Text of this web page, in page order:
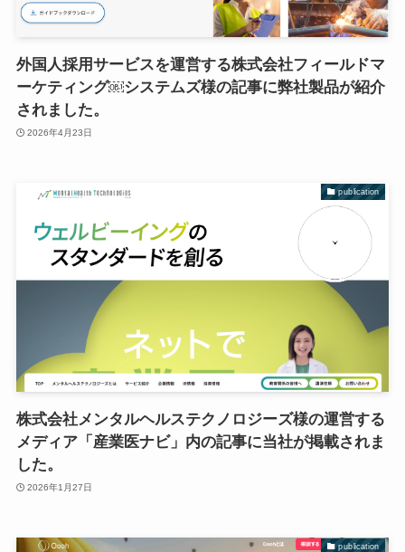
外国人採用サービスを運営する株式会社フィールドマ
ーケティング￼システムズ様の記事に弊社製品が紹介
されました。
2026年4月23日
publication
株式会社メンタルヘルステクノロジーズ様の運営する
メディア「産業医ナビ」内の記事に当社が掲載されま
した。
2026年1月27日
publication